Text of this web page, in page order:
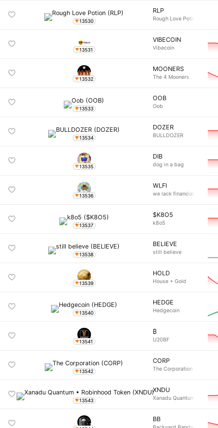
13530 Rough Love Potion
13531
VIBECOIN
Vibecoin
13532
MOONERS
The 4 Mooners
13533
OOB
13534
DOZER
BULLDOZER
13535 dog in a bag
13536
WLFI
we lack financial
13537
$K8O5
k8o5
13538
BELIEVE
still believe
13539
HOLD
House + Gold
13540
HEDGE
Hedgecoin
13541 U20BF
13542
CORP
The Corporation
13543
XNDU
Xanadu Quantum •